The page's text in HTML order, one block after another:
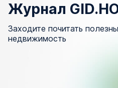
Журнал
Заходите почитать
недвижимость